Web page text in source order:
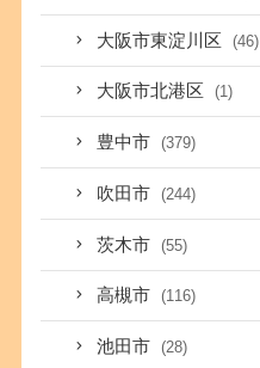
大阪市東淀川区 (46)
大阪市北港区 (1)
豊中市 (379)
吹田市 (244)
茨木市 (55)
高槻市 (116)
池田市 (28)